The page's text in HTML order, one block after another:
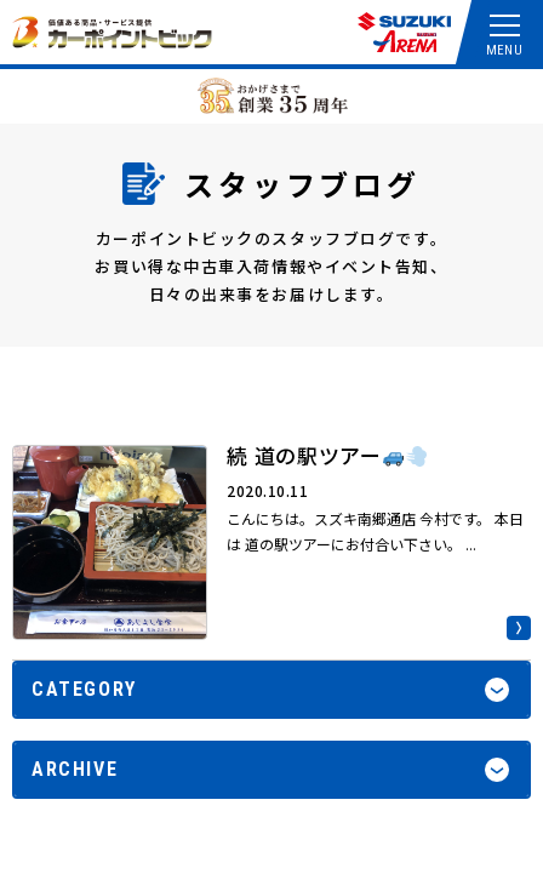
スタッフブログ
カーポイントビックのスタッフブログです。
お買い得な中古車入荷情報やイベント告知、
日々の出来事をお届けします。
続 道の駅ツアー
2020.10.11
こんにちは。スズキ南郷通店 今村です。 本日
は 道の駅ツアーにお付合い下さい。 ...
CATEGORY
ARCHIVE